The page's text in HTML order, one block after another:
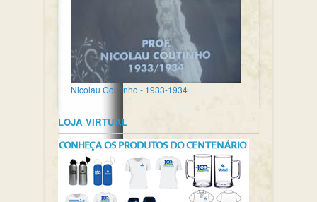
Nicolau Coutinho - 1933-1934
LOJA VIRTUAL